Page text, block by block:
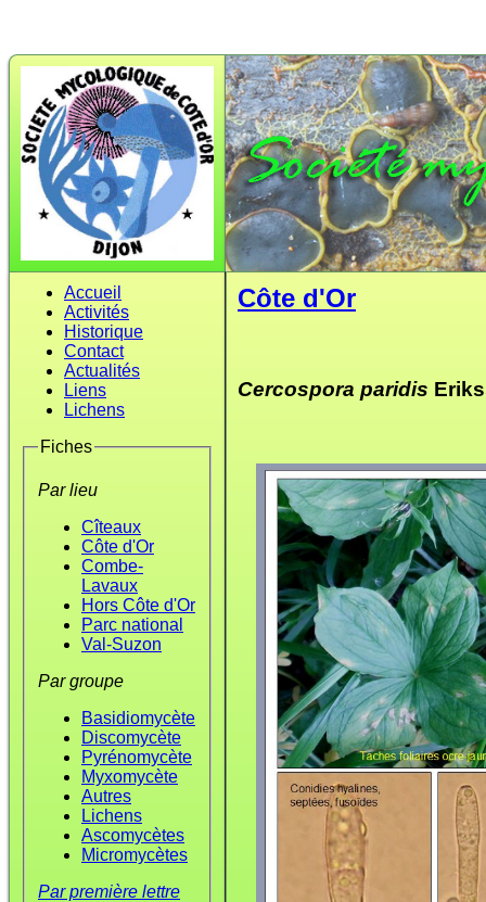
Accueil
Activités
Historique
Contact
Actualités
Liens
Lichens
Fiches
Par lieu
Cîteaux
Côte d'Or
Combe-
Lavaux
Hors Côte d'Or
Parc national
Val-Suzon
Par groupe
Basidiomycète
Discomycète
Pyrénomycète
Myxomycète
Autres
Lichens
Ascomycètes
Micromycètes
Par première lettre
Côte d'Or
Cercospora paridis